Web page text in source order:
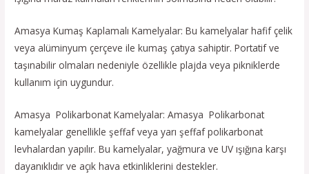
Amasya Kumaş Kaplamalı Kamelyalar: Bu kamelyalar hafif çelik
veya alüminyum çerçeve ile kumaş çatıya sahiptir. Portatif ve
taşınabilir olmaları nedeniyle özellikle plajda veya pikniklerde
kullanım için uygundur.
Amasya Polikarbonat Kamelyalar: Amasya Polikarbonat
kamelyalar genellikle şeffaf veya yarı şeffaf polikarbonat
levhalardan yapılır. Bu kamelyalar, yağmura ve UV ışığına karşı
dayanıklıdır ve açık hava etkinliklerini destekler.